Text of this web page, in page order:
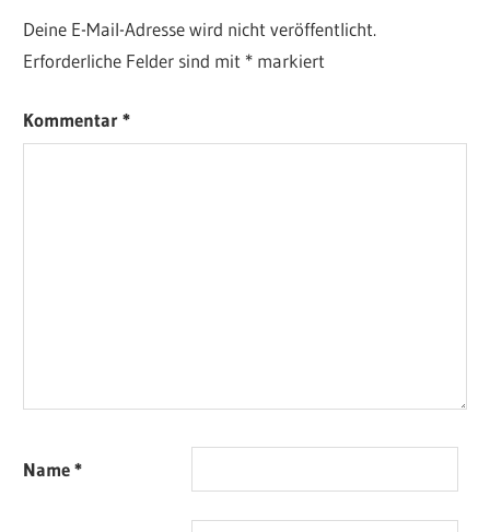
Deine E-Mail-Adresse wird nicht veröffentlicht.
Erforderliche Felder sind mit * markiert
Kommentar*
Name*